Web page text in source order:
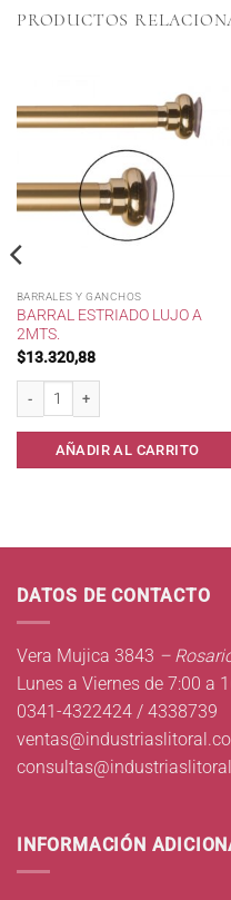
PRODUCTOS
BARRALES Y GANCHOS
BARRAL ESTRIADO LUJO A
2MTS.
$13.320,88
Barral Estriado Lujo a 2mts. cantidad
AÑADIR AL CARRITO
cantidad
DATOS DE CONTACTO
Vera Mujica 3843 –
Lunes a Viernes de 7:00 a
0341-4322424 / 4338739
INFORMACIÓN